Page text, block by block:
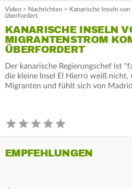
Video > Nachrichten > Kanarische Inseln
überfordert
KANARISCHE INSELN
MIGRANTENSTROM
ÜBERFORDERT
Der kanarische Regierungschef ist
die kleine Insel El Hierro weiß nicht,
Migranten und fühlt sich von
EMPFEHLUNGEN